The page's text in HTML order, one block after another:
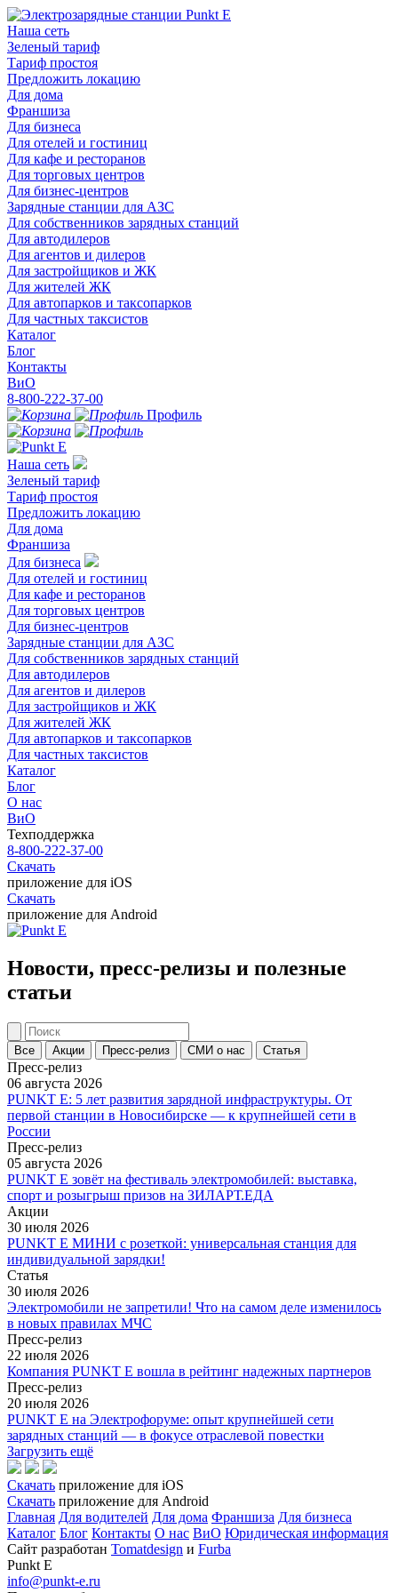
Наша сеть
Зеленый тариф
Тариф простоя
Предложить локацию
Для дома
Франшиза
Для бизнеса
Для отелей и гостиниц
Для кафе и ресторанов
Для торговых центров
Для бизнес-центров
Зарядные станции для АЗС
Для собственников зарядных станций
Для автодилеров
Для агентов и дилеров
Для застройщиков и ЖК
Для жителей ЖК
Для автопарков и таксопарков
Для частных таксистов
Каталог
Блог
Контакты
ВиО
8-800-222-37-00
Профиль
Наша сеть
Зеленый тариф
Тариф простоя
Предложить локацию
Для дома
Франшиза
Для бизнеса
Для отелей и гостиниц
Для кафе и ресторанов
Для торговых центров
Для бизнес-центров
Зарядные станции для АЗС
Для собственников зарядных станций
Для автодилеров
Для агентов и дилеров
Для застройщиков и ЖК
Для жителей ЖК
Для автопарков и таксопарков
Для частных таксистов
Каталог
Блог
О нас
ВиО
Техподдержка
8-800-222-37-00
Скачать
приложение для iOS
Скачать
приложение для Android
Новости, пресс-релизы и полезные
статьи
Все Акции Пресс-релиз СМИ о нас Статья
Пресс-релиз
06 августа 2026
PUNKT E: 5 лет развития зарядной инфраструктуры. От
первой станции в Новосибирске — к крупнейшей сети в
России
Пресс-релиз
05 августа 2026
PUNKT E зовёт на фестиваль электромобилей: выставка,
спорт и розыгрыш призов на ЗИЛАРТ.ЕДА
Акции
30 июля 2026
PUNKT E МИНИ с розеткой: универсальная станция для
индивидуальной зарядки!
Статья
30 июля 2026
Электромобили не запретили! Что на самом деле изменилось
в новых правилах МЧС
Пресс-релиз
22 июля 2026
Компания PUNKT E вошла в рейтинг надежных партнеров
Пресс-релиз
20 июля 2026
PUNKT E на Электрофоруме: опыт крупнейшей сети
зарядных станций — в фокусе отраслевой повестки
Загрузить ещё
Скачать приложение для iOS
Скачать приложение для Android
Главная Для водителей Для дома Франшиза Для бизнеса
Каталог Блог Контакты О нас ВиО Юридическая информация
Сайт разработан Tomatdesign и Furba
Punkt E
info@punkt-e.ru